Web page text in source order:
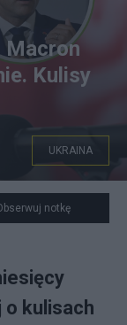
Macron
Kulisy
UKRAINA
notkę
o kulisach